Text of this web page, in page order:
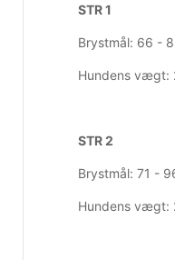
STR 1
Brystmål: 66 -
Hundens vægt:
STR 2
Brystmål: 71 -
Hundens vægt: